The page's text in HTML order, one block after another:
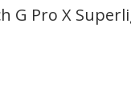
G Pro X